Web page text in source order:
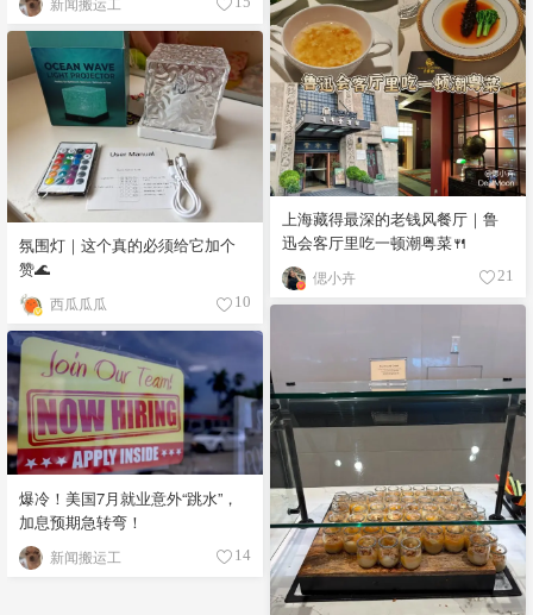
上海藏得最深的老钱风餐厅｜鲁
迅会客厅里吃一顿潮粤菜🍴
偲小卉 21
氛围灯｜这个真的必须给它加个
赞🌊
西瓜瓜瓜 10
爆冷！美国7月就业意外“跳水”，
加息预期急转弯！
新闻搬运工 14